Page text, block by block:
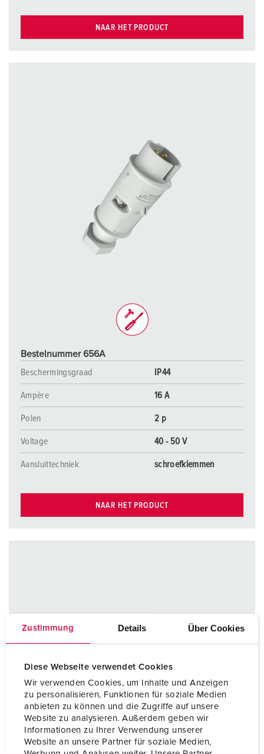
Zustimmung Details Über Cookies
Diese Webseite verwendet Cookies
Wir verwenden Cookies, um Inhalte und Anzeigen
zu personalisieren, Funktionen für soziale Medien
anbieten zu können und die Zugriffe auf unsere
Website zu analysieren. Außerdem geben wir
Informationen zu Ihrer Verwendung unserer
Website an unsere Partner für soziale Medien,
NAAR HET PRODUCT
Bestelnummer 656A
Beschermingsgraad
IP44
Ampère 16 A
Polen 2 p
Voltage 40 - 50 V
Aansluittechniek schroefklemmen
NAAR HET PRODUCT